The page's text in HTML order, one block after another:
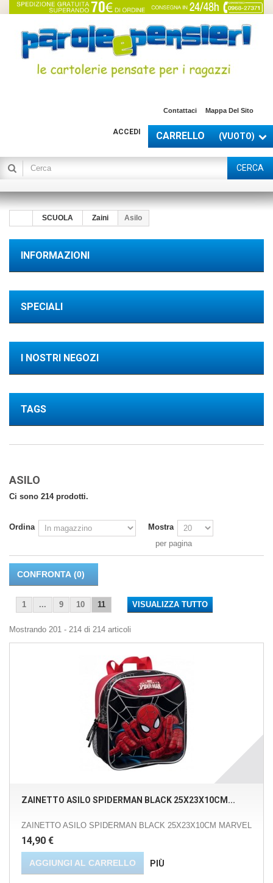
Contattaci Mappa Del Sito
CARRELLO (VUOTO)
ACCEDI
CERCA
SCUOLA Zaini Asilo
INFORMAZIONI
SPECIALI
I NOSTRI NEGOZI
TAGS
ASILO
Ci sono 214 prodotti.
Ordina
Mostra
per pagina
CONFRONTA (0)
VISUALIZZA TUTTO
1 ... 9 10 11
Mostrando 201 - 214 di 214 articoli
ZAINETTO ASILO SPIDERMAN BLACK 25X23X10CM...
ZAINETTO ASILO SPIDERMAN BLACK 25X23X10CM MARVEL
14,90 €
AGGIUNGI AL CARRELLO PIÙ